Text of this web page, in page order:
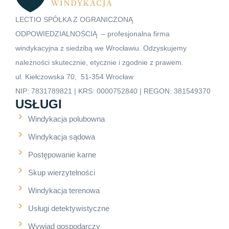
LECTIO SPÓŁKA Z OGRANICZONĄ
ODPOWIEDZIALNOŚCIĄ – profesjonalna firma
windykacyjna z siedzibą we Wrocławiu. Odzyskujemy
należności skutecznie, etycznie i zgodnie z prawem.
ul. Kiełczowska 70, 51-354 Wrocław
NIP: 7831789821 | KRS: 0000752840 | REGON: 381549370
USŁUGI
Windykacja polubowna
Windykacja sądowa
Postępowanie karne
Skup wierzytelności
Windykacja terenowa
Usługi detektywistyczne
Wywiad gospodarczy